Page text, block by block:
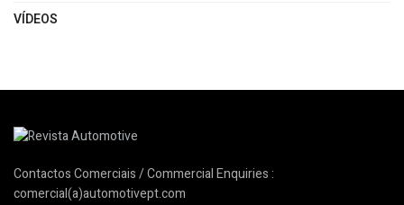
VÍDEOS
Contactos Comerciais / Commercial Enquiries :
comercial(a)automotivept.com